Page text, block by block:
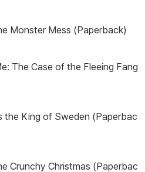
Monster Mess (Paperback)
The Case of the Fleeing Fang
the King of Sweden (Paperbac
Crunchy Christmas (Paperbac